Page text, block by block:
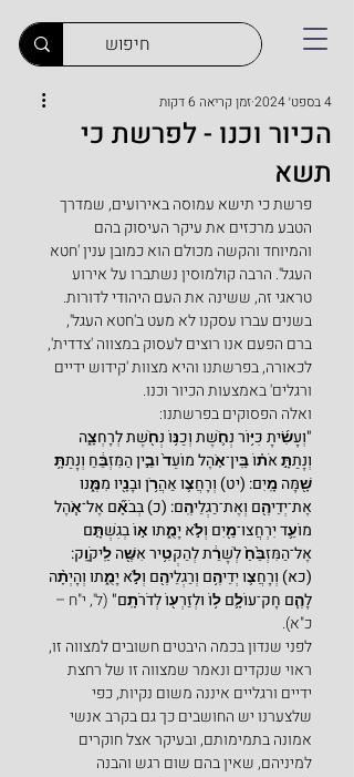
הכיור וכנו - לפרשת כי
תשא
4 בספט׳ 2024 זמן קריאה 6 דקות
פרשת כי תישא עמוסה באירועים, שמדרך
הטבע מרכזים את עיקר העיסוק בהם
והמיוחד והקשה מכולם הוא כמובן ענין 'חטא
העגל'. הרבה קולמוסין נשתברו על אירוע
טראגי זה, ששינה את העם היהודי לדורות.
בשנים עברו עסקנו לא מעט ב'חטא העגל',
ברם הפעם אנו רוצים לעסוק במצווה 'צדדית',
לכאורה, בפרשתנו והיא מצוות 'קידוש ידיים
ורגלים' באמצעות הכיור וכנו.
ואלה הפסוקים בפרשתנו:
"וְעָשִׂ֜יתָ כִּיּ֥וֹר נְחֹ֛שֶׁת וְכַנּ֥וֹ נְחֹ֖שֶׁת לְרָחְצָ֑ה
וְנָתַתָּ֣ אֹת֗וֹ בֵּֽין־אֹ֤הֶל מוֹעֵד֙ וּבֵ֣ין הַמִּזְבֵּ֔חַ וְנָתַתָּ֥
שָׁ֖מָּה מָֽיִם: (יט) וְרָחֲצ֛וּ אַהֲרֹ֥ן וּבָנָ֖יו מִמֶּ֑נּוּ
אֶת־יְדֵיהֶ֖ם וְאֶת־רַגְלֵיהֶֽם: (כ) בְּבֹאָ֞ם אֶל־אֹ֧הֶל
מוֹעֵ֛ד יִרְחֲצוּ־מַ֖יִם וְלֹ֣א יָמֻ֑תוּ א֣וֹ בְגִשְׁתָּ֤ם
אֶל־הַמִּזְבֵּ֙חַ֙ לְשָׁרֵ֔ת לְהַקְטִ֥יר אִשֶּׁ֖ה לַֽיקֹוָֽק:
(כא) וְרָחֲצ֛וּ יְדֵיהֶ֥ם וְרַגְלֵיהֶ֖ם וְלֹ֣א יָמֻ֑תוּ וְהָיְתָ֨ה
לָהֶ֧ם חָק־עוֹלָ֛ם ל֥וֹ וּלְזַרְע֖וֹ לְדֹרֹתָֽם" (ל', י"ח –
כ"א).
לפני שנדון בכמה היבטים חשובים למצווה זו,
ראוי שנקדים ונאמר שמצווה זו של רחצת
ידיים ורגליים איננה משום נקיות, כפי
שלצערנו יש החושבים כך גם בקרב אנשי
אמונה בתמימותם, ובעיקר אצל חוקרים
למיניהם, שאין בהם שום רגש והבנה